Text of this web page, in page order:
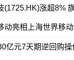
动亮相上海世界移
亿元7天期逆回购操